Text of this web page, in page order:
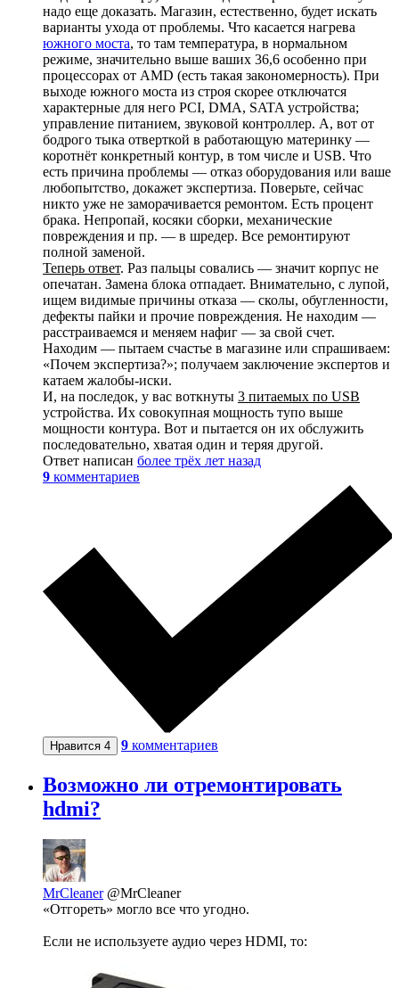
надо еще доказать. Магазин, естественно, будет искать
варианты ухода от проблемы. Что касается нагрева
южного моста, то там температура, в нормальном
режиме, значительно выше ваших 36,6 особенно при
процессорах от AMD (есть такая закономерность). При
выходе южного моста из строя скорее отключатся
характерные для него PCI, DMA, SATA устройства;
управление питанием, звуковой контроллер. А, вот от
бодрого тыка отверткой в работающую материнку —
коротнёт конкретный контур, в том числе и USB. Что
есть причина проблемы — отказ оборудования или ваше
любопытство, докажет экспертиза. Поверьте, сейчас
никто уже не заморачивается ремонтом. Есть процент
брака. Непропай, косяки сборки, механические
повреждения и пр. — в шредер. Все ремонтируют
полной заменой.
Теперь ответ. Раз пальцы совались — значит корпус не
опечатан. Замена блока отпадает. Внимательно, с лупой,
ищем видимые причины отказа — сколы, обугленности,
дефекты пайки и прочие повреждения. Не находим —
расстраиваемся и меняем нафиг — за свой счет.
Находим — пытаем счастье в магазине или спрашиваем:
«Почем экспертиза?»; получаем заключение экспертов и
катаем жалобы-иски.
И, на последок, у вас воткнуты 3 питаемых по USB
устройства. Их совокупная мощность тупо выше
мощности контура. Вот и пытается он их обслужить
последовательно, хватая один и теряя другой.
Ответ написан более трёх лет назад
9 комментариев
Нравится 4 9 комментариев
Возможно ли отремонтировать
hdmi?
MrCleaner @MrCleaner
«Отгореть» могло все что угодно.
Если не используете аудио через HDMI, то: